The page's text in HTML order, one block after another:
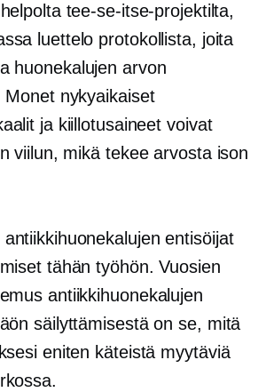
tee-se-itse-projektilta,
luettelo protokollista, joita
huonekalujen arvon
nykyaikaiset
ja kiillotusaineet voivat
viilun, mikä tekee arvosta ison
entisöijat
tähän työhön. Vuosien
antiikkihuonekalujen
säilyttämisestä on se, mitä
eniten käteistä myytäviä